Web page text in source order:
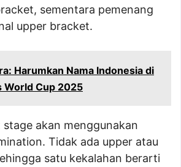
sementara pemenang
upper bracket.
Harumkan Nama Indonesia di
World Cup 2025
akan menggunakan
Tidak ada upper atau
satu kekalahan berarti